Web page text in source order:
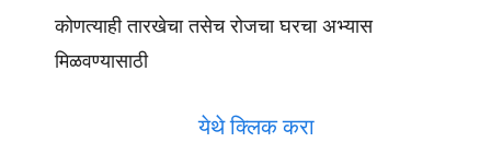
कोणत्याही तारखेचा तसेच रोजचा घरचा अभ्यास
मिळवण्यासाठी
येथे क्लिक करा